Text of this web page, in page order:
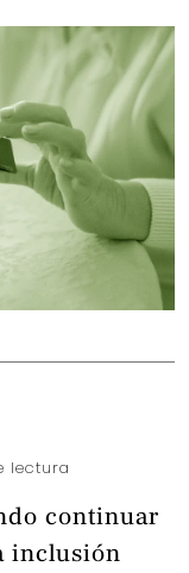
lectura
continuar
inclusión